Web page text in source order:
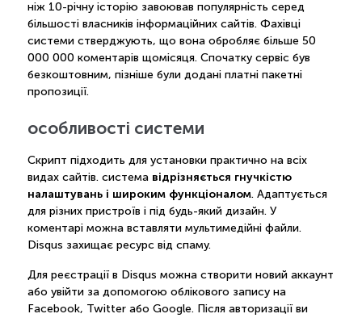
ніж 10-річну історію завоював популярність серед
більшості власників інформаційних сайтів. Фахівці
системи стверджують, що вона обробляє більше 50
000 000 коментарів щомісяця. Спочатку сервіс був
безкоштовним, пізніше були додані платні пакетні
пропозиції.
особливості системи
Скрипт підходить для установки практично на всіх
видах сайтів. система відрізняється гнучкістю
налаштувань і широким функціоналом. Адаптується
для різних пристроїв і під будь-який дизайн. У
коментарі можна вставляти мультимедійні файли.
Disqus захищає ресурс від спаму.
Для реєстрації в Disqus можна створити новий аккаунт
або увійти за допомогою облікового запису на
Facebook, Twitter або Google. Після авторизації ви